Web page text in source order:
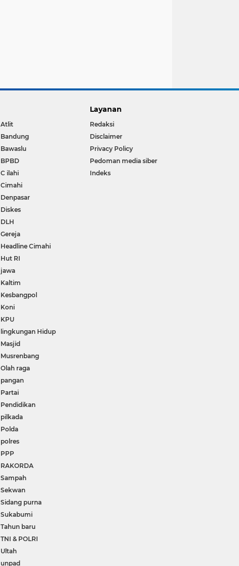
Atlit
Bandung
Bawaslu
BPBD
C ilahi
Cimahi
Denpasar
Diskes
DLH
Gereja
Headline Cimahi
Hut RI
jawa
Kaltim
Kesbangpol
Koni
KPU
lingkungan Hidup
Masjid
Musrenbang
Olah raga
pangan
Partai
Pendidikan
pilkada
Polda
polres
PPP
RAKORDA
Sampah
Sekwan
Sidang purna
Sukabumi
Tahun baru
TNI & POLRI
Ultah
unpad
Layanan
Redaksi
Disclaimer
Privacy Policy
Pedoman media siber
Indeks